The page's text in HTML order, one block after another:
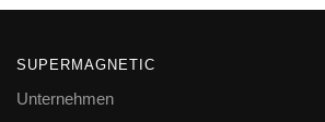
SUPERMAGNETIC
Unternehmen